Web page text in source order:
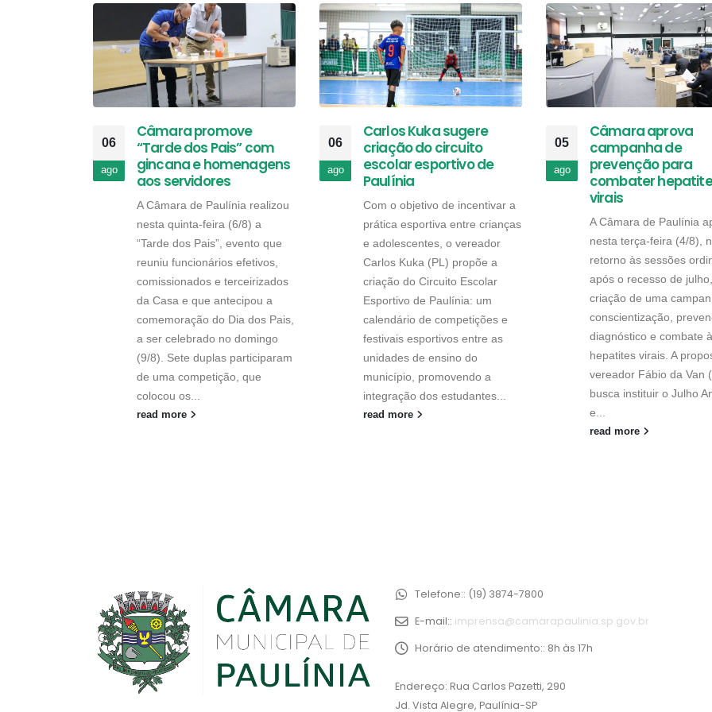
06
ago
Câmara promove
“Tarde dos Pais” com
gincana e homenagens
aos servidores
A Câmara de Paulínia realizou
nesta quinta-feira (6/8) a
“Tarde dos Pais”, evento que
reuniu funcionários efetivos,
comissionados e terceirizados
da Casa e que antecipou a
comemoração do Dia dos Pais,
a ser celebrado no domingo
(9/8). Sete duplas participaram
de uma competição, que
colocou os...
read more
06
ago
Carlos Kuka sugere
criação do circuito
escolar esportivo de
Paulínia
Com o objetivo de incentivar a
prática esportiva entre crianças
e adolescentes, o vereador
Carlos Kuka (PL) propõe a
criação do Circuito Escolar
Esportivo de Paulínia: um
calendário de competições e
festivais esportivos entre as
unidades de ensino do
município, promovendo a
integração dos estudantes...
read more
05
ago
Câmara aprova
campanha de
prevenção para
combater
virais
A Câmara de Paulínia
nesta terça-feira (4/8),
retorno às sessões
após o recesso de
criação de uma
conscientização,
diagnóstico e combate
hepatites virais. A
vereador Fábio da Van
busca instituir o Julho
e...
read more
Telefone:: (19) 3874-7800
E-mail:: imprensa@camarapaulinia.sp.gov.br
Horário de atendimento:: 8h às 17h
Endereço: Rua Carlos Pazetti, 290
Jd. Vista Alegre, Paulínia-SP